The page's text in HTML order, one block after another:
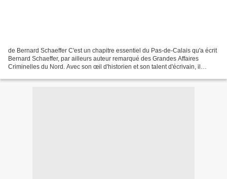
de Bernard Schaeffer C'est un chapitre essentiel du Pas-de-Calais qu'a écrit
Bernard Schaeffer, par ailleurs auteur remarqué des Grandes Affaires
Criminelles du Nord. Avec son œil d'historien et son talent d'écrivain, il